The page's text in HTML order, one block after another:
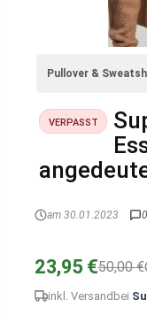
Pullover &
VERPASST
am 30.01.2023 0
23,95 €50,00 €
inkl. Versand bei